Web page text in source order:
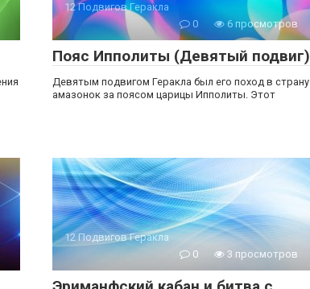
12 Подвигов Геракла
0
6 просмотров
Пояс Ипполиты (Девятый подвиг)
Девятым подвигом Геракла был его поход в страну
амазонок за поясом царицы Ипполиты. Этот
12 Подвигов Геракла
0
3 просмотров